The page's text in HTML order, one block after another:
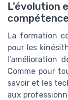
L'évolution
La formation
pour les
l'amélioration
Comme pour
savoir et les
aux